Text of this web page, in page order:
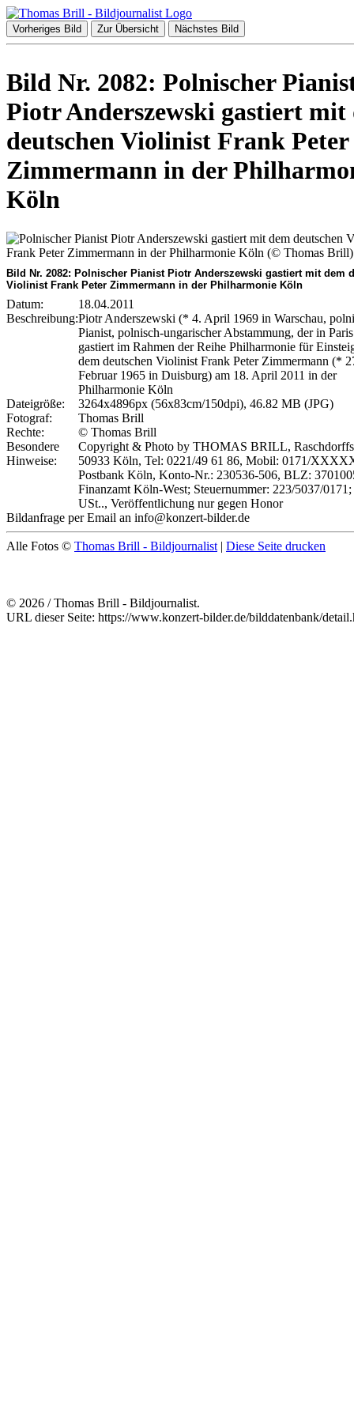
Vorheriges Bild Zur Übersicht Nächstes Bild
Bild Nr. 2082: Polnischer
Piotr Anderszewski gastiert mit
deutschen Violinist Frank Peter
Zimmermann in der
Köln
Bild Nr. 2082: Polnischer Pianist Piotr Anderszewski gastiert mit dem
Violinist Frank Peter Zimmermann in der Philharmonie Köln
Datum:
18.04.2011
Beschreibung:Piotr Anderszewski (* 4. April 1969 in Warschau,
Pianist, polnisch-ungarischer Abstammung, der in
gastiert im Rahmen der Reihe Philharmonie für
dem deutschen Violinist Frank Peter Zimmermann (*
Februar 1965 in Duisburg) am 18. April 2011 in der
Philharmonie Köln
Dateigröße:
3264x4896px (56x83cm/150dpi), 46.82 MB (JPG)
Fotograf:
Thomas Brill
Rechte:
© Thomas Brill
Besondere
Hinweise:
Copyright & Photo by THOMAS BRILL,
50933 Köln, Tel: 0221/49 61 86, Mobil: 0171/
Postbank Köln, Konto-Nr.: 230536-506, BLZ:
Finanzamt Köln-West; Steuernummer: 223/5037/
USt.., Veröffentlichung nur gegen Honor
Bildanfrage per Email an info@konzert-bilder.de
Alle Fotos © Thomas Brill - Bildjournalist | Diese Seite drucken
© 2026 / Thomas Brill - Bildjournalist.
URL dieser Seite: https://www.konzert-bilder.de/bilddatenbank/